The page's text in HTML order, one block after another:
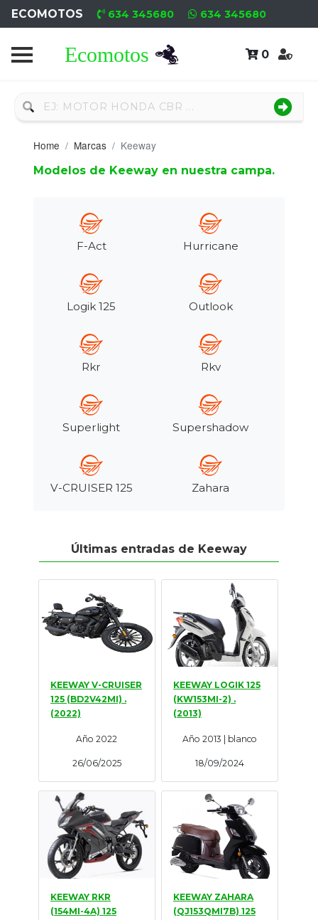
ECOMOTOS 634 345680 634 345680
0
Home
Nuevo
Neumáticos
Motores
Nuevos
Motores
Usados
Tasaciones
Formulario
Empresa
Home Marcas Keeway
Modelos de Keeway en nuestra campa.
F-Act Hurricane
Logik 125 Outlook
Rkr Rkv
Superlight Supershadow
V-CRUISER 125 Zahara
Últimas entradas de Keeway
KEEWAY V-CRUISER
125 (BD2V42MI) .
(2022)
Año 2022
26/06/2025
KEEWAY LOGIK 125
(KW153MI-2) .
(2013)
Año 2013 | blanco
18/09/2024
KEEWAY RKR
(154MI-4A) 125
KEEWAY ZAHARA
(QJ153QMI7B) 125